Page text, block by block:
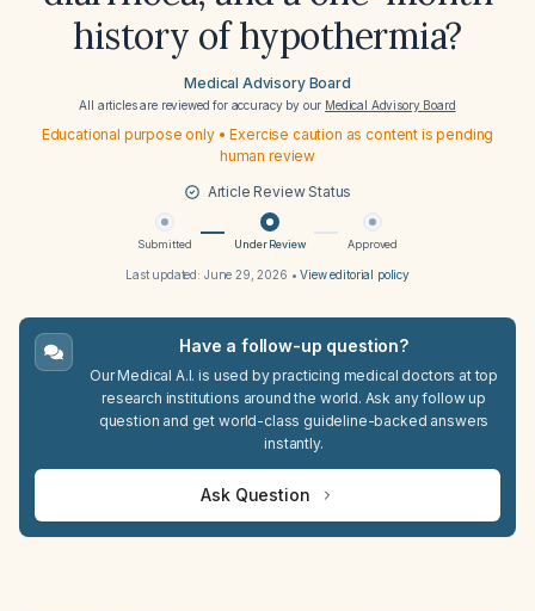
history of hypothermia?
Medical Advisory Board
All articles are reviewed for accuracy by our Medical Advisory Board
Educational purpose only • Exercise caution as content is pending
human review
Article Review Status
Submitted Under Review Approved
Last updated: June 29, 2026 •View editorial policy
Have a follow-up question?
Our Medical A.I. is used by practicing medical doctors at top
research institutions around the world. Ask any follow up
question and get world-class guideline-backed answers
instantly.
Ask Question